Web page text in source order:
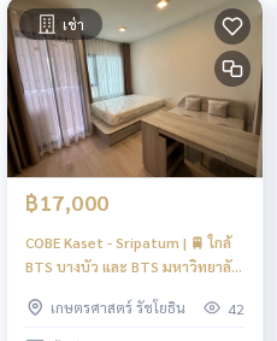
เช่า
฿17,000
COBE Kaset - Sripatum | 🚆 ใกล้
BTS บางบัว และ BTS มหาวิทยาลัย
เกษตรศาสตร์ รัชโยธิน
42